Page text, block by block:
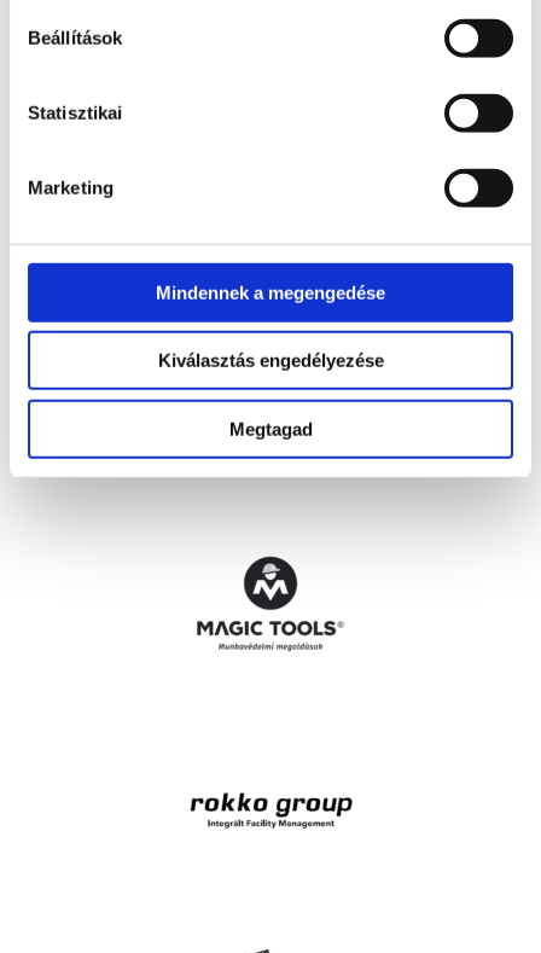
Beállítások
Statisztikai
Marketing
Mindennek a megengedése
Kiválasztás engedélyezése
Megtagad
Housekeeping hatékonyságnövelő rendszer
Tagvállalataink